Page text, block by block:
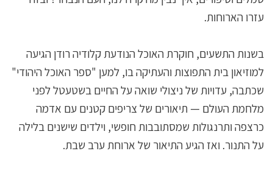
עזרו הארוחות.
בשנות התשעים, חוקרת האוכל הנודעת קלודיה רודן הגיעה
למוזיאון בית התפוצות והעתיקה בו, למען "ספר האוכל היהודי"
שכתבה, עדויות של ניצולי שואה על החיים בשטעטל לפני
מלחמת העולם — תיאורים של צריפים קטנים עם אדמה
כרצפה ותרנגולות שמסתובבות חופשי, וילדים שישנים בלילה
על התנור. ואז הגיע התיאור של ארוחת ערב שבת.